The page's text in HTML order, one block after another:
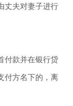
丈夫对妻子进行
付款并在银行贷
付方名下的，离